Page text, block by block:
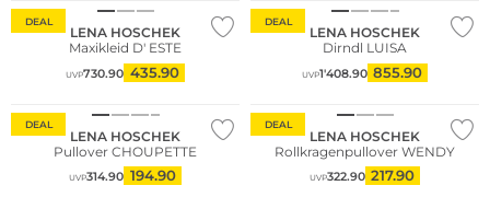
DEAL
LENA HOSCHEK
Maxikleid D' ESTE
UVP730.90 435.90
DEAL
LENA HOSCHEK
Dirndl LUISA
UVP1'408.90 855.90
DEAL
LENA HOSCHEK
Pullover CHOUPETTE
UVP314.90 194.90
DEAL
LENA HOSCHEK
Rollkragenpullover WENDY
UVP322.90 217.90